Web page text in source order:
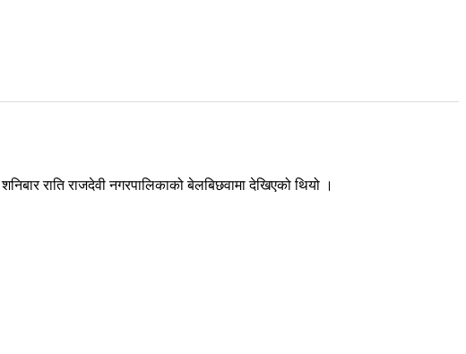
राति राजदेवी नगरपालिकाको बेलबिछवामा देखिएको थियो ।